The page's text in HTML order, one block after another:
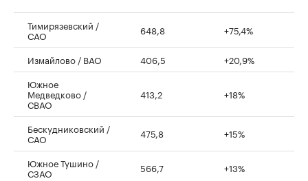
Тимирязевский /
САО 648,8 +75,4%
Измайлово / ВАО 406,5
+20,9%
Южное
Медведково /
СВАО
413,2 +18%
Бескудниковский /
САО 475,8 +15%
Южное Тушино /
СЗАО 566,7 +13%